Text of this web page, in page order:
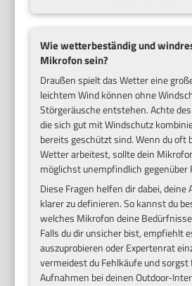
Wie wetterbeständig und
Mikrofon sein?
Draußen spielt das Wetter eine
leichtem Wind können ohne
Störgeräusche entstehen. Achte
die sich gut mit Windschutz
bereits geschützt sind. Wenn du oft
Wetter arbeitest, sollte dein
möglichst unempfindlich gegenüber
Diese Fragen helfen dir dabei, deine
klarer zu definieren. So kannst du
welches Mikrofon deine
Falls du dir unsicher bist, empfiehlt
auszuprobieren oder Expertenrat
vermeidest du Fehlkäufe und
Aufnahmen bei deinen Outdoor-